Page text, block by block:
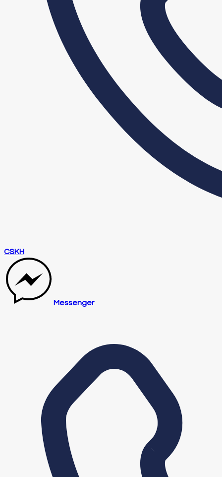
CSKH
Messenger